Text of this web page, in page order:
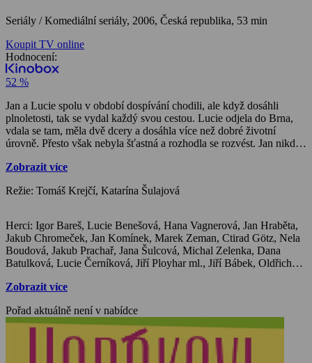
Seriály / Komediální seriály, 2006, Česká republika, 53 min
Koupit TV online
Hodnocení:
52 %
Jan a Lucie spolu v období dospívání chodili, ale když dosáhli
plnoletosti, tak se vydal každý svou cestou. Lucie odjela do Brna,
vdala se tam, měla dvě dcery a dosáhla více než dobré životní
úrovně. Přesto však nebyla šťastná a rozhodla se rozvést. Jan nikdy
doby se musí sám starat o své tři syny. Jan a Lucie se náhodou po
se rozhodnou společně vytvořit novou rodinu. Svatba je výchozím
seznámíme se všemi hlavními i vedlejšími protagonisty. Jako jsou
Janovi synové. Nejstarší Tomáš, který má do dospělosti už jen
krůček. Prostřední Ondřej je rozený rošťák a nejmladší Kuba zatím
vše pozoruje ze své dětské perspektivy. Je tu i Janův bratr Stanislav,
který spolu s Janem provozuje malou rodinou hospůdku U Horáků,
kde mají ty nejlepší pivní klobásky. Vedle Lucie stojí její dvě dcery
Tereza a Eva. Evě chybí jen o něco málo větší krůček do dospělosti
než Tomášovi. Mladší Tereza je zapřísáhlou vegetariánkou a
ochránkyní zvířat. A nesmíme zapomenout na Zdenu, matku Lucie,
která je stejně jako její dcera dámou z dobré rodiny. Tedy z „lepší“,
než je ta Janova… alespoň z jejího pohledu. Každý z následujících
dílů je vždy otevřen vnitřním komentářem nejmladšího z Janových
Zobrazit více
Režie: Tomáš Krejčí, Katarína Šulajová
Herci: Igor Bareš, Lucie Benešová, Hana Vagnerová, Jan Hraběta, Jakub Chromeček, Jan Komínek, Marek Zeman, Ctirad Götz, Nela Boudová, Jakub Prachař, Jana Šulcová, Michal Zelenka, Dana Batulková, Lucie Černíková, Jiří Ployhar ml., Jiří Bábek, Oldřich Navrátil, Markéta Coufalová, Pavel Vondruška, Jan Kašpar, Eva Jiroušková, Milan Enčev, Martin Učík, Norbert Lichý, Václav Marhoul, Kateřina Lojdová, Miloň Čepelka, Tomáš Krejčí, Pavla Tomicová, Lada Jelínková, Bořivoj Navrátil, Pavel Nový, Karel Janák, Dany Mesároš, Otakar Brousek ml., Jana Bernášková, Daniel Rous, Jiří Maria Sieber, Irena Máchová, Marek Galló, Lukáš Jůza,
Zobrazit více
Pořad aktuálně není v nabídce